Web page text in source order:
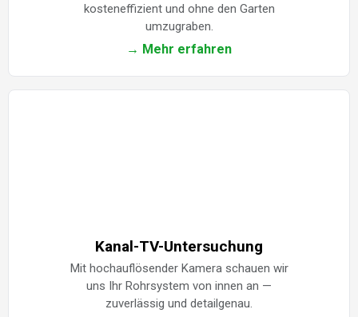
kosteneffizient und ohne den Garten
umzugraben.
→ Mehr erfahren
Kanal-TV-Untersuchung
Mit hochauflösender Kamera schauen wir
uns Ihr Rohrsystem von innen an —
zuverlässig und detailgenau.